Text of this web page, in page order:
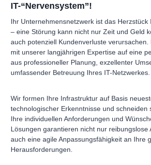
IT-“Nervensystem”!
Ihr Unternehmensnetzwerk ist das Herzstück
– eine Störung kann nicht nur Zeit und Geld
auch potenziell Kundenverluste verursachen.
mit unserer langjährigen Expertise auf eine
aus professioneller Planung, exzellenter
umfassender Betreuung Ihres IT-Netzwerkes.
Wir formen Ihre Infrastruktur auf Basis
technologischer Erkenntnisse und schneiden
Ihre individuellen Anforderungen und
Lösungen garantieren nicht nur reibungslose
auch eine agile Anpassungsfähigkeit an Ihre
Herausforderungen.